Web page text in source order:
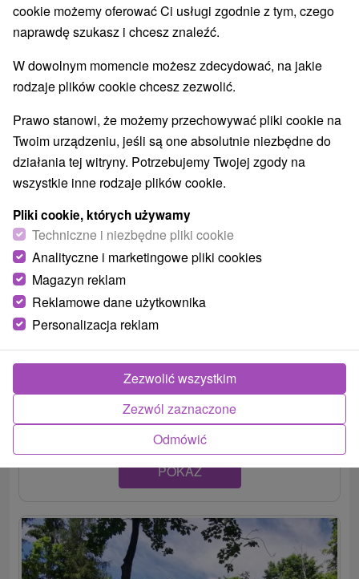
Chata Daniela Sučany
Sučany
Ubytovanie v rekreačnej oblasti v nádhernom prostredí
Malej a Veľkej Fatry, neďaleko obce Sučany, ponúka
POKAZ
cookie możemy oferować Ci usługi zgodnie z tym, czego
naprawdę szukasz i chcesz znaleźć.
W dowolnym momencie możesz zdecydować, na jakie
rodzaje plików cookie chcesz zezwolić.
Prawo stanowi, że możemy przechowywać pliki cookie na
Twoim urządzeniu, jeśli są one absolutnie niezbędne do
działania tej witryny. Potrzebujemy Twojej zgody na
wszystkie inne rodzaje plików cookie.
Pliki cookie, których używamy
Techniczne i niezbędne pliki cookie
Analityczne i marketingowe pliki cookies
Magazyn reklam
Reklamowe dane użytkownika
Personalizacja reklam
Odmówić
Zezwól zaznaczone
Zezwolić wszystkim